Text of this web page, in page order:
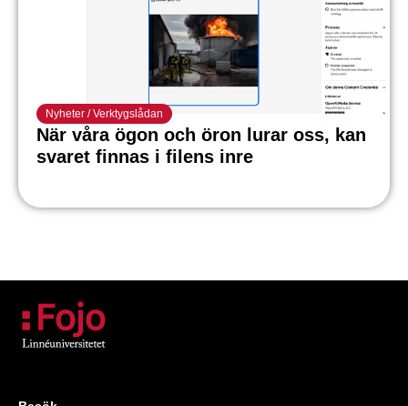
Nyheter /Verktygslådan
När våra ögon och öron lurar oss, kan
svaret finnas i filens inre